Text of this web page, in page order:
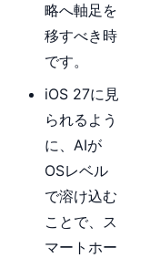
略へ軸足を
移すべき時
です。
iOS 27に見
られるよう
に、AIが
OSレベル
で溶け込む
ことで、ス
マートホー